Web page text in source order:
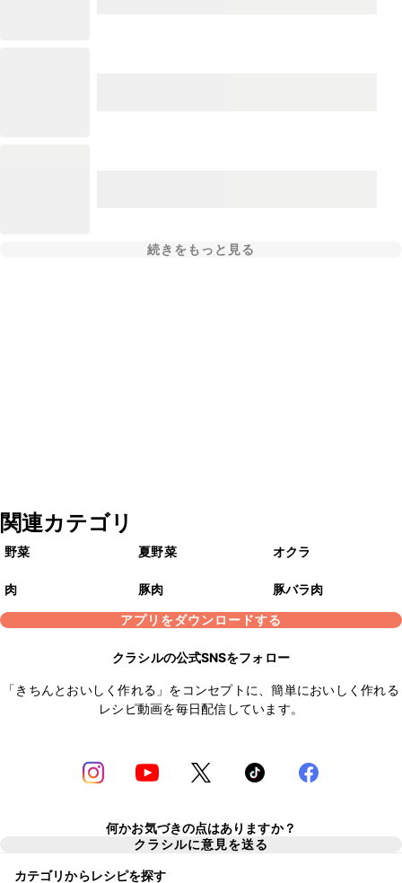
続きをもっと見る
関連カテゴリ
野菜 夏野菜 オクラ
肉 豚肉
豚バラ肉
アプリをダウンロードする
クラシルの公式SNSをフォロー
「きちんとおいしく作れる」をコンセプトに、簡単においしく作れる
レシピ動画を毎日配信しています。
何かお気づきの点はありますか？
クラシルに意見を送る
カテゴリからレシピを探す